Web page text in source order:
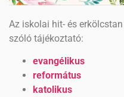
Az iskolai hit- és
szóló tájékoztató:
evangélikus
református
katolikus